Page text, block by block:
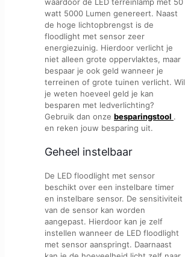
waardoor de LED terreinlamp met 50
watt 5000 Lumen genereert. Naast
de hoge lichtopbrengst is de
floodlight met sensor zeer
energiezuinig. Hierdoor verlicht je
niet alleen grote oppervlaktes, maar
bespaar je ook geld wanneer je
terreinen of grote tuinen verlicht. Wil
je weten hoeveel geld je kan
besparen met ledverlichting?
Gebruik dan onze besparingstool .
en reken jouw besparing uit.
Geheel instelbaar
De LED floodlight met sensor
beschikt over een instelbare timer
en instelbare sensor. De sensitiviteit
van de sensor kan worden
aangepast. Hierdoor kan je zelf
instellen wanneer de LED floodlight
met sensor aanspringt. Daarnaast